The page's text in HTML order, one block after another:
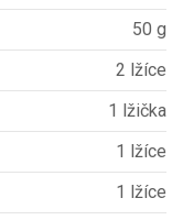
50 g
2 lžíce
1 lžička
1 lžíce
1 lžíce